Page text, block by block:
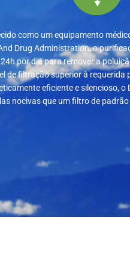
como um equipamento
Drug Administration, o
por dia para remover a
de filtração superior à requerida
eficiente e silencioso,
nocivas que um filtro de